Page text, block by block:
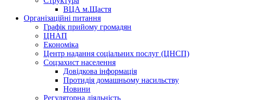
ВЦА м.Щастя
Організаційні питання
Графік прийому громадян
ЦНАП
Економіка
Центр надання соціальних послуг (ЦНСП)
Соцзахист населення
Довідкова інформація
Протидія домашньому насильству
Новини
Регуляторна діяльність